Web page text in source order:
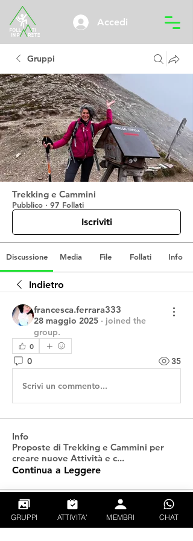
Accedi
Gruppi
Trekking e Cammini
Pubblico · 97 Follati
Iscriviti
Discussione Media File Follati Info
Indietro
francesca.ferrara333
28 maggio 2025 · joined the
group.
0
0 35
Scrivi un commento...
Info
Proposte di Trekking e Cammini per
creare nuove Attività e c...
Continua a Leggere
Follati
Martin Regolini
Segui
GRUPPI ATTIVITA' MEMBRI CHAT